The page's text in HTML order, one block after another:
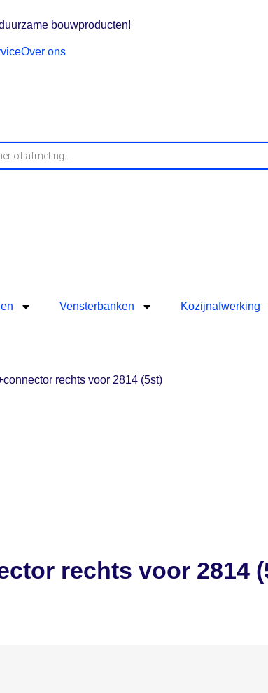
bouwproducten!
Over ons
Vensterbanken Kozijnafwerking
rechts voor 2814 (5st)
rechts voor 2814